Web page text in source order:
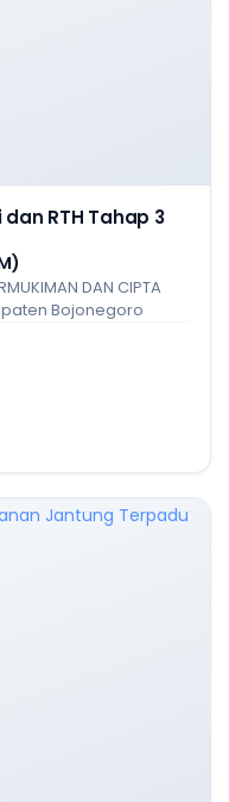
RTH Tahap 3
DAN CIPTA
Bojonegoro